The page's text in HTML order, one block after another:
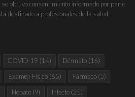
obtuvo consentimiento informado por parte
destinado a profesionales de la salud.
COVID-19 (14) Dérmato (16)
Examen Físico (65) Fármaco (5)
Hepato (9) Infecto (25)